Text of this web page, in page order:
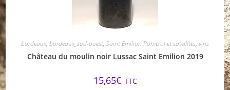
bordeaux, bordeaux_sud-ouest, Saint Emilion Pomerol et satellites, vins
Château du moulin noir Lussac Saint Emilion 2019
15,65€ TTC